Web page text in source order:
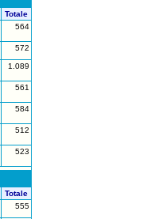
Totale
564
572
1.089
561
584
512
523
Totale
555